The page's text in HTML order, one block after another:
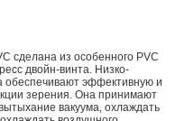
сделана из особенного PVC
двойн-винта. Низко-
эффективную и
зерения. Она принимают
вакуума, охлаждать